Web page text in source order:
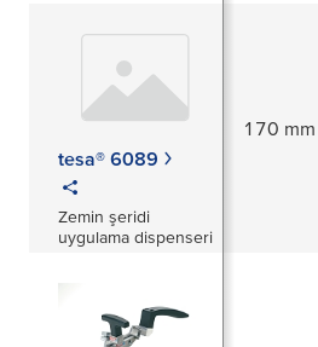
tesa® 6089
Zemin şeridi
uygulama dispenseri
170 mm